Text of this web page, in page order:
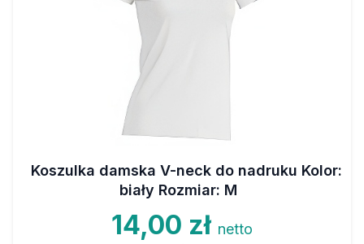
Koszulka damska V-neck do nadruku Kolor:
biały Rozmiar: M
14,00 zł netto